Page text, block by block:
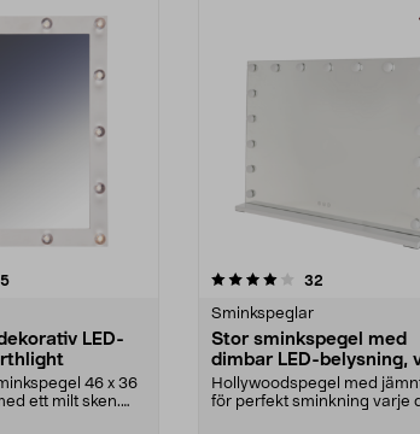
recensioner
LED-
46 x 36
ett milt sken.
5 stjärnor 32
Sminkspeglar
Stor sminkspegel med
dimbar LED-belysning,
x 62 cm
Hollywoodspegel med
för perfekt sminkning varje